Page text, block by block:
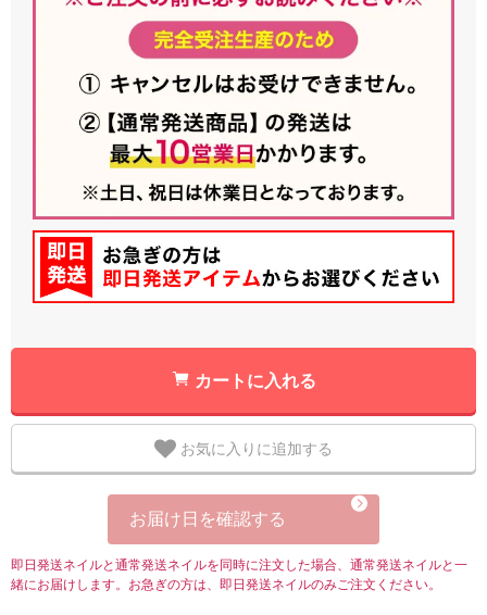
カートに入れる
お気に入りに追加する
お届け日を確認する
即日発送ネイルと通常発送ネイルを同時に注文した場合、通常発送ネイルと一
緒にお届けします。お急ぎの方は、即日発送ネイルのみご注文ください。